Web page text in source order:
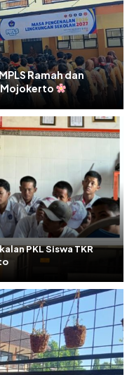
Ramah dan
Mojokerto
PKL Siswa TKR